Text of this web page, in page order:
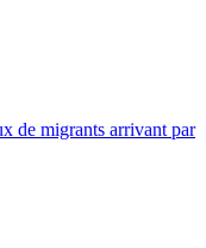
de migrants arrivant par